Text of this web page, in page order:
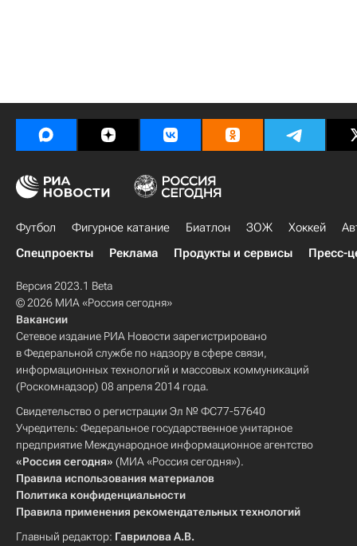
Футбол Фигурное катание Биатлон ЗОЖ Хоккей
Спецпроекты
Реклама Продукты и сервисы Пресс-
Версия 2023.1 Beta
© 2026 МИА «Россия сегодня»
Вакансии
Сетевое издание РИА Новости зарегистрировано
в Федеральной службе по надзору в сфере связи,
информационных технологий и массовых коммуникаций
(Роскомнадзор) 08 апреля 2014 года.
Свидетельство о регистрации Эл № ФС77-57640
Учредитель: Федеральное государственное унитарное
предприятие Международное информационное агентство
«Россия сегодня» (МИА «Россия сегодня»).
Правила использования материалов
Политика конфиденциальности
Правила применения рекомендательных технологий
Главный редактор: Гаврилова А.В.